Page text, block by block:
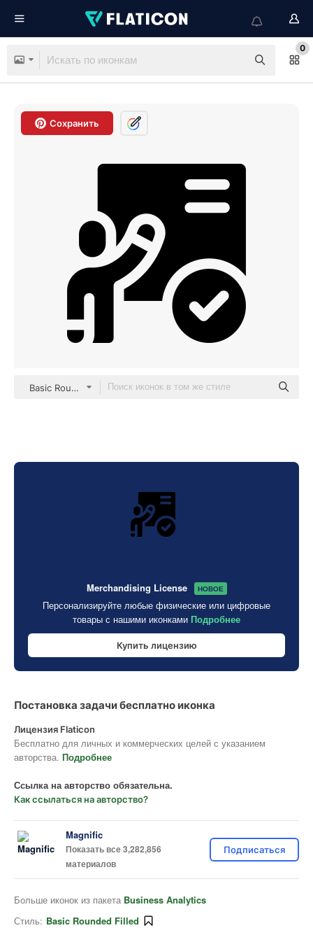
0
Сохранить
Basic Rounded Filled
Merchandising License НОВОЕ
Персонализируйте любые физические или цифровые
товары с нашими иконками Подробнее
Купить лицензию
Постановка задачи бесплатно иконка
Лицензия Flaticon
Бесплатно для личных и коммерческих целей с указанием
авторства. Подробнее
Ссылка на авторство обязательна.
Как ссылаться на авторство?
Magnific
Показать все 3,282,856
материалов
Подписаться
Больше иконок из пакета Business Analytics
Стиль: Basic Rounded Filled